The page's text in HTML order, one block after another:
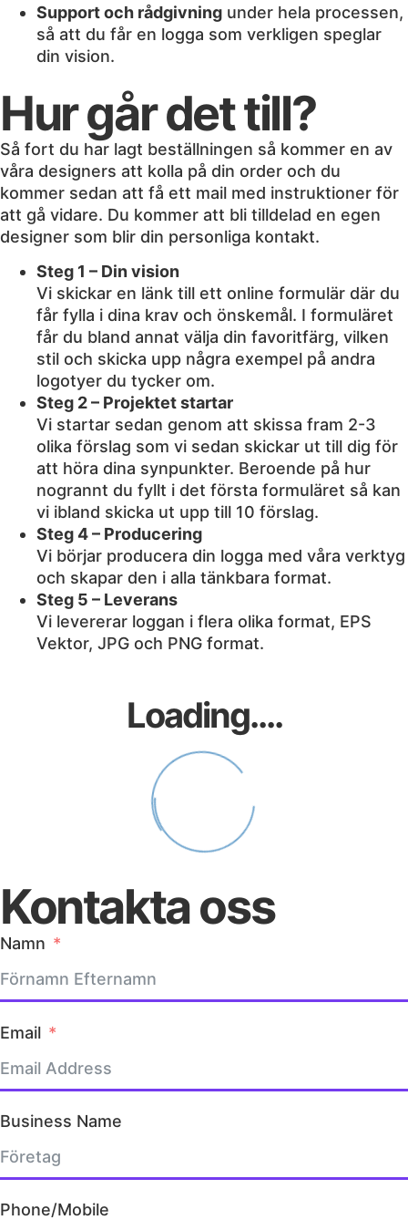
Support och rådgivning under hela processen,
så att du får en logga som verkligen speglar
din vision.
Hur går det till?
Så fort du har lagt beställningen så kommer en av
våra designers att kolla på din order och du
kommer sedan att få ett mail med instruktioner för
att gå vidare. Du kommer att bli tilldelad en egen
designer som blir din personliga kontakt.
Steg 1 – Din vision
Vi skickar en länk till ett online formulär där du
får fylla i dina krav och önskemål. I formuläret
får du bland annat välja din favoritfärg, vilken
stil och skicka upp några exempel på andra
logotyer du tycker om.
Steg 2 – Projektet startar
Vi startar sedan genom att skissa fram 2-3
olika förslag som vi sedan skickar ut till dig för
att höra dina synpunkter. Beroende på hur
nogrannt du fyllt i det första formuläret så kan
vi ibland skicka ut upp till 10 förslag.
Steg 4 – Producering
Vi börjar producera din logga med våra verktyg
och skapar den i alla tänkbara format.
Steg 5 – Leverans
Vi levererar loggan i flera olika format, EPS
Vektor, JPG och PNG format.
Loading....
Kontakta oss
Namn
Email
Business Name
Phone/Mobile